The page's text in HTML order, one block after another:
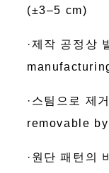
(±3–5 cm)
·제작 공정상
·스팀으로 제
removable
·원단 패턴의